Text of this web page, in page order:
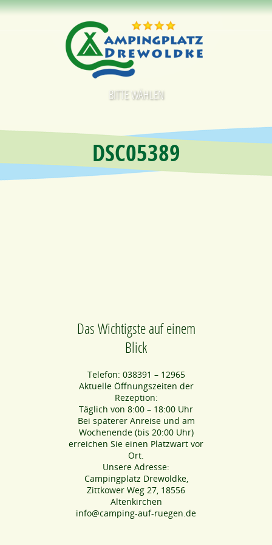
BITTE WÄHLEN
DSC05389
Das Wichtigste auf einem
Blick
Telefon: 038391 – 12965
Aktuelle Öffnungszeiten der
Rezeption:
Täglich von 8:00 – 18:00 Uhr
Bei späterer Anreise und am
Wochenende (bis 20:00 Uhr)
erreichen Sie einen Platzwart vor
Ort.
Unsere Adresse:
Campingplatz Drewoldke,
Zittkower Weg 27, 18556
Altenkirchen
info@camping-auf-ruegen.de